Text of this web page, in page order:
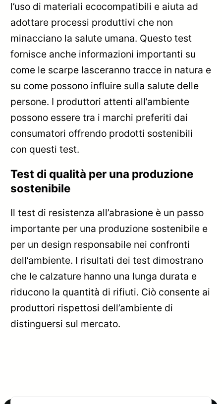
l’uso di materiali ecocompatibili e aiuta ad
adottare processi produttivi che non
minacciano la salute umana. Questo test
fornisce anche informazioni importanti su
come le scarpe lasceranno tracce in natura e
su come possono influire sulla salute delle
persone. I produttori attenti all’ambiente
possono essere tra i marchi preferiti dai
consumatori offrendo prodotti sostenibili
con questi test.
Test di qualità per una produzione
sostenibile
Il test di resistenza all’abrasione è un passo
importante per una produzione sostenibile e
per un design responsabile nei confronti
dell’ambiente. I risultati dei test dimostrano
che le calzature hanno una lunga durata e
riducono la quantità di rifiuti. Ciò consente ai
produttori rispettosi dell’ambiente di
distinguersi sul mercato.